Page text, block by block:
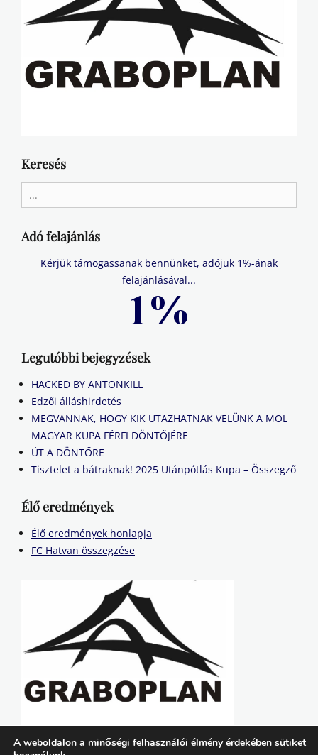
Keresés
for:
Adó felajánlás
Kérjük támogassanak bennünket, adójuk 1%-ának
felajánlásával...
Legutóbbi bejegyzések
HACKED BY ANTONKILL
Edzői álláshirdetés
MEGVANNAK, HOGY KIK UTAZHATNAK VELÜNK A MOL
MAGYAR KUPA FÉRFI DÖNTŐJÉRE
ÚT A DÖNTŐRE
Tisztelet a bátraknak! 2025 Utánpótlás Kupa – Összegző
Élő eredmények
Élő eredmények honlapja
FC Hatvan összegzése
A weboldalon a minőségi felhasználói élmény érdekében sütiket